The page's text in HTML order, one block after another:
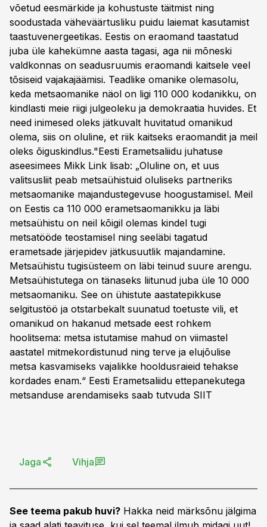
võetud eesmärkide ja kohustuste täitmist ning
soodustada väheväärtusliku puidu laiemat kasutamist
taastuvenergeetikas. Eestis on eraomand taastatud
juba üle kahekümne aasta tagasi, aga nii mõneski
valdkonnas on seadusruumis eraomandi kaitsele veel
tõsiseid vajakajäämisi. Teadlike omanike olemasolu,
keda metsaomanike näol on ligi 110 000 kodanikku, on
kindlasti meie riigi julgeoleku ja demokraatia huvides. Et
need inimesed oleks jätkuvalt huvitatud omanikud
olema, siis on oluline, et riik kaitseks eraomandit ja meil
oleks õiguskindlus."Eesti Erametsaliidu juhatuse
aseesimees Mikk Link lisab: „Oluline on, et uus
valitsusliit peab metsaühistuid oluliseks partneriks
metsaomanike majandustegevuse hoogustamisel. Meil
on Eestis ca 110 000 erametsaomanikku ja läbi
metsaühistu on neil kõigil olemas kindel tugi
metsatööde teostamisel ning seeläbi tagatud
erametsade järjepidev jätkusuutlik majandamine.
Metsaühistu tugisüsteem on läbi teinud suure arengu.
Metsaühistutega on tänaseks liitunud juba üle 10 000
metsaomaniku. See on ühistute aastatepikkuse
selgitustöö ja otstarbekalt suunatud toetuste vili, et
omanikud on hakanud metsade eest rohkem
hoolitsema: metsa istutamise mahud on viimastel
aastatel mitmekordistunud ning terve ja elujõulise
metsa kasvamiseks vajalikke hooldusraieid tehakse
kordades enam.“ Eesti Erametsaliidu ettepanekutega
metsanduse arendamiseks saab tutvuda SIIT
Jaga Vihja
See teema pakub huvi? Hakka neid märksõnu jälgima